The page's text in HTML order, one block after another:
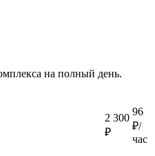
на полный день.
2 300
₽
96
₽/
час